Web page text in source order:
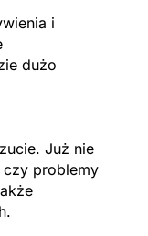
i
dużo
Już nie
czy problemy